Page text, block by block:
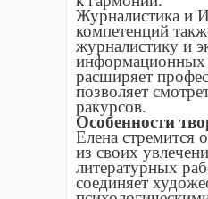
Журналистика и
компетенций
журналистику и
информационных
расширяет
позволяет
ракурсов.
Особенности
Елена стремится
из своих
литературных
соединяет